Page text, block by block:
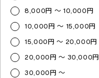
8,000円 ～ 10,000円
10,000円 ～ 15,000円
15,000円 ～ 20,000円
20,000円 ～ 30,000円
30,000円 ～